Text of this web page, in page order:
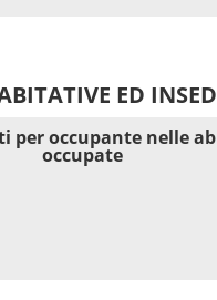
ED
per occupante nelle
occupate